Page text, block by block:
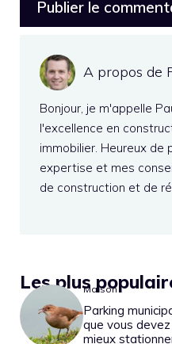
A propos de
Bonjour, je m'appelle
l'excellence en
immobilier. Heureux
expertise et mes
de construction et de
Les plusMaison
Parking
que vous
mieux